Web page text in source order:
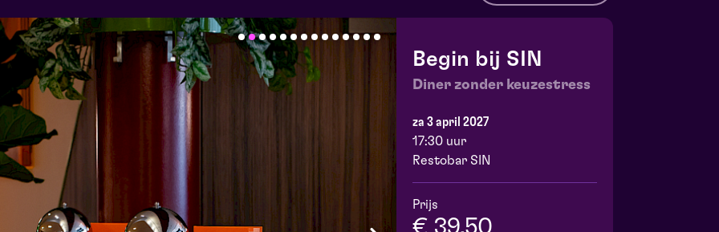
Begin bij SIN
Diner zonder keuzestress
za 3 april 2027
17:30 uur
Restobar SIN
Prijs